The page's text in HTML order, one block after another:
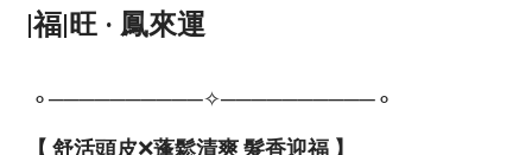
|福|旺 · 鳳來運
⚬──────────✧──────────⚬
【 舒活頭皮🞫蓬鬆清爽 髮香迎福 】